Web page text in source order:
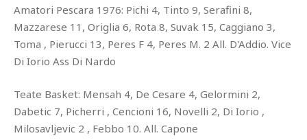
Amatori Pescara 1976: Pichi 4, Tinto 9, Serafini 8,
Mazzarese 11, Origlia 6, Rota 8, Suvak 15, Caggiano 3,
Toma , Pierucci 13, Peres F 4, Peres M. 2 All. D'Addio. Vice
Di Iorio Ass Di Nardo
Teate Basket: Mensah 4, De Cesare 4, Gelormini 2,
Dabetic 7, Picherri , Cencioni 16, Novelli 2, Di Iorio ,
Milosavljevic 2 , Febbo 10. All. Capone